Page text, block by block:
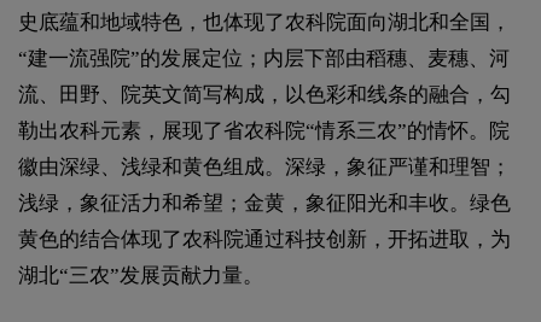
史底蕴和地域特色，也体现了农科院面向湖北和全国，
“建一流强院”的发展定位；内层下部由稻穗、麦穗、河
流、田野、院英文简写构成，以色彩和线条的融合，勾
勒出农科元素，展现了省农科院“情系三农”的情怀。院
徽由深绿、浅绿和黄色组成。深绿，象征严谨和理智；
浅绿，象征活力和希望；金黄，象征阳光和丰收。绿色
黄色的结合体现了农科院通过科技创新，开拓进取，为
湖北“三农”发展贡献力量。